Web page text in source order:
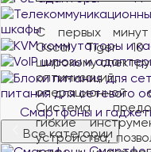
шкафы
питания для сетевого
Смартфоны и
Все категории
С первых минут
Oscal Tiger 10
широкому
операционной
Система
гибкие
устройства,